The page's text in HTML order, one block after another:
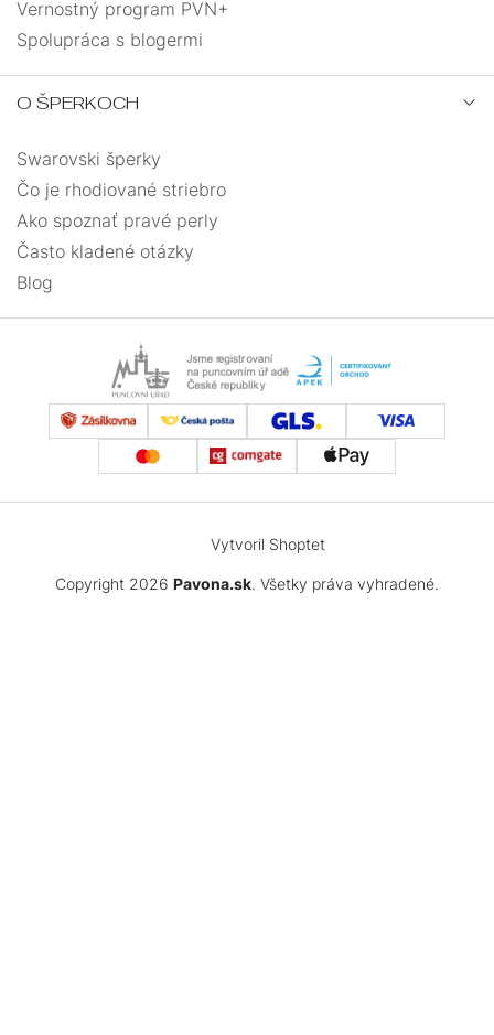
Vernostný program PVN+
Spolupráca s blogermi
O ŠPERKOCH
Swarovski šperky
Čo je rhodiované striebro
Ako spoznať pravé perly
Často kladené otázky
Blog
Vytvoril Shoptet
Copyright 2026 Pavona.sk. Všetky práva vyhradené.